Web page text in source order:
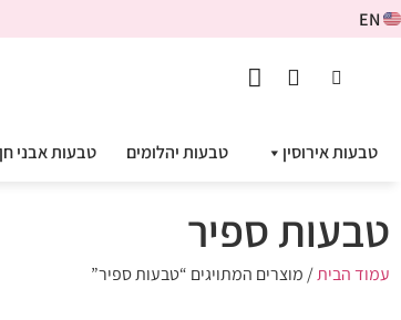
EN
טבעות אירוסין טבעות יהלומים טבעות אבני חן
טבעות ספיר
עמוד הבית/ מוצרים המתויגים “טבעות ספיר”